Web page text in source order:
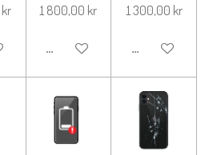
I VARUKORG
1 800,00 kr
LÄGG TILL I VARUKORG
1 300,00 kr
LÄGG TILL I